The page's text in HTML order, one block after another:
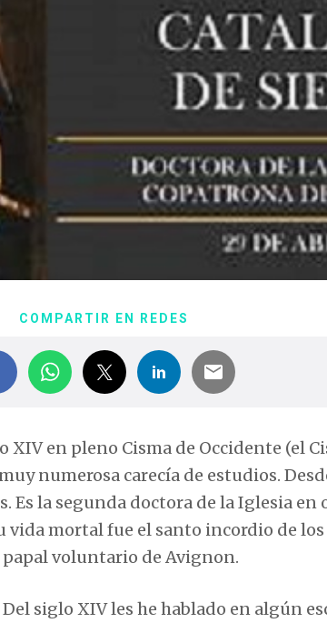
COMPARTIR EN REDES
en pleno Cisma de Occidente (el
numerosa carecía de estudios.
Es la segunda doctora de la Iglesia
vida mortal fue el santo incordio de
papal voluntario de Avignon.
siglo XIV les he hablado en algún